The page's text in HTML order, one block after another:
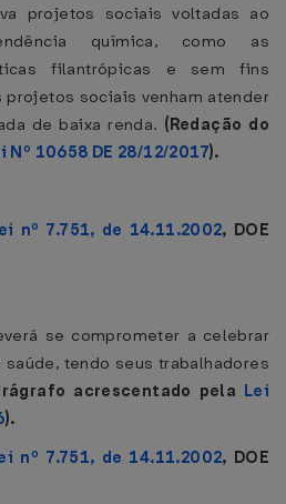
projetos sociais voltadas ao
química, como as
filantrópicas e sem fins
sociais venham atender
de baixa renda. (Redação do
Nº 10658 DE 28/12/2017).
nº 7.751, de 14.11.2002, DOE
se comprometer a celebrar
tendo seus trabalhadores
acrescentado pela Lei
).
nº 7.751, de 14.11.2002, DOE